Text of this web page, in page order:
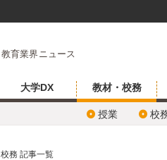
教育業界ニュース
大学DX 教材・校務
授業 校
校務 記事一覧